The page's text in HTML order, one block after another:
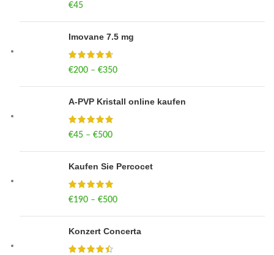
€45
Imovane 7.5 mg
€200 – €350
A-PVP Kristall online kaufen
€45 – €500
Kaufen Sie Percocet
€190 – €500
Konzert Concerta